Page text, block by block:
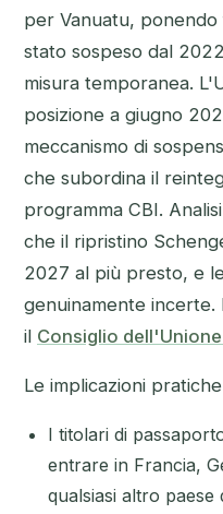
per Vanuatu,
stato sospeso dal
misura temporanea.
posizione a giugno
meccanismo di
che subordina il
programma CBI.
che il ripristino
2027 al più presto, e
genuinamente incerte.
il Consiglio
Le implicazioni
I titolari di
entrare in Francia,
qualsiasi altro